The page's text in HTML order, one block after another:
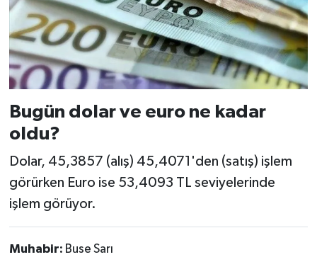
Bugün dolar ve euro ne kadar
oldu?
Dolar, 45,3857 (alış) 45,4071'den (satış) işlem
görürken Euro ise 53,4093 TL seviyelerinde
işlem görüyor.
Muhabir: Buse Sarı